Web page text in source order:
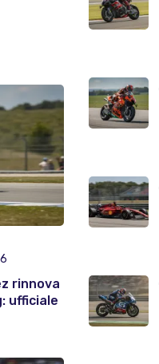
rinnova
ufficiale